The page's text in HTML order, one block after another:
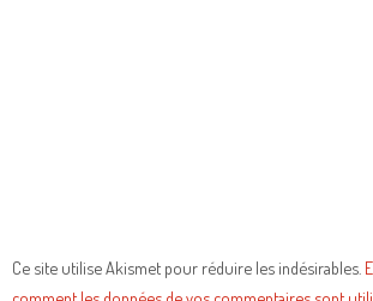
Ce site utilise Akismet pour réduire les indésirables.